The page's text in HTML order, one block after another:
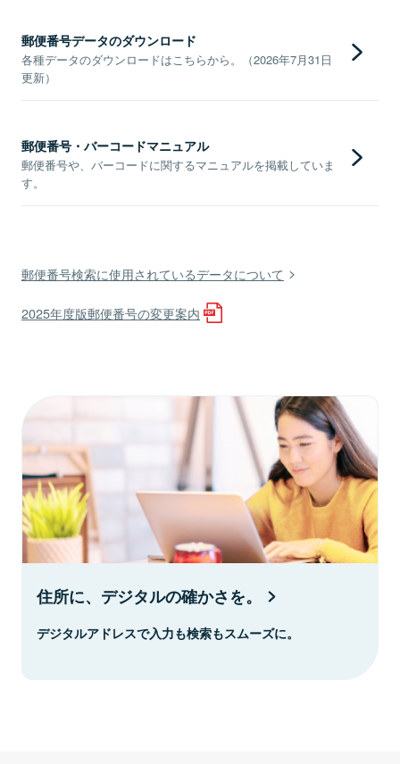
郵便番号データのダウンロード
各種データのダウンロードはこちらから。（2026年7月31日
更新）
郵便番号・バーコードマニュアル
郵便番号や、バーコードに関するマニュアルを掲載していま
す。
郵便番号検索に使用されているデータについて
2025年度版郵便番号の変更案内
住所に、デジタルの確かさを。
デジタルアドレスで入力も検索もスムーズに。